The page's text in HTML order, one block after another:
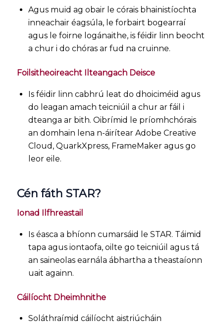
Agus muid ag obair le córais bhainistíochta
inneachair éagsúla, le forbairt bogearraí
agus le foirne logánaithe, is féidir linn beocht
a chur i do chóras ar fud na cruinne.
Foilsitheoireacht Ilteangach Deisce
Is féidir linn cabhrú leat do dhoiciméid agus
do leagan amach teicniúil a chur ar fáil i
dteanga ar bith. Oibrímid le príomhchórais
an domhain lena n-áirítear Adobe Creative
Cloud, QuarkXpress, FrameMaker agus go
leor eile.
Cén fáth STAR?
Ionad Ilfhreastail
Is éasca a bhíonn cumarsáid le STAR. Táimid
tapa agus iontaofa, oilte go teicniúil agus tá
an saineolas earnála ábhartha a theastaíonn
uait againn.
Cáilíocht Dheimhnithe
Soláthraímid cáilíocht aistriúcháin